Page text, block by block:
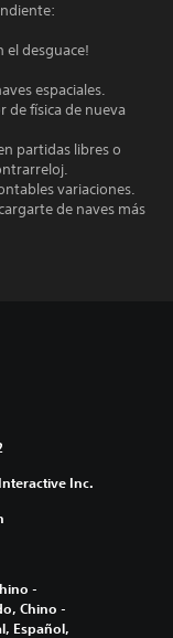
el desguace!
espaciales.
de física de nueva
partidas libres o
variaciones.
de naves más
Inc.
-
Chino -
Español,